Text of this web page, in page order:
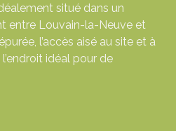
situé dans un
entre Louvain-la-Neuve et
l’accès aisé au site et à
idéal pour de